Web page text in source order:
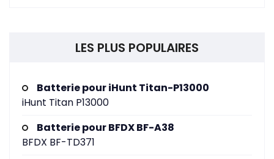
LES PLUS POPULAIRES
Batterie pour iHunt Titan-P13000
iHunt Titan P13000
Batterie pour BFDX BF-A38
BFDX BF-TD371